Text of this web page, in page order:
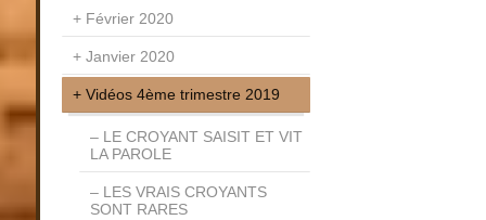
Février 2020
Janvier 2020
Vidéos 4ème trimestre 2019
LE CROYANT SAISIT ET VIT
LA PAROLE
LES VRAIS CROYANTS
SONT RARES